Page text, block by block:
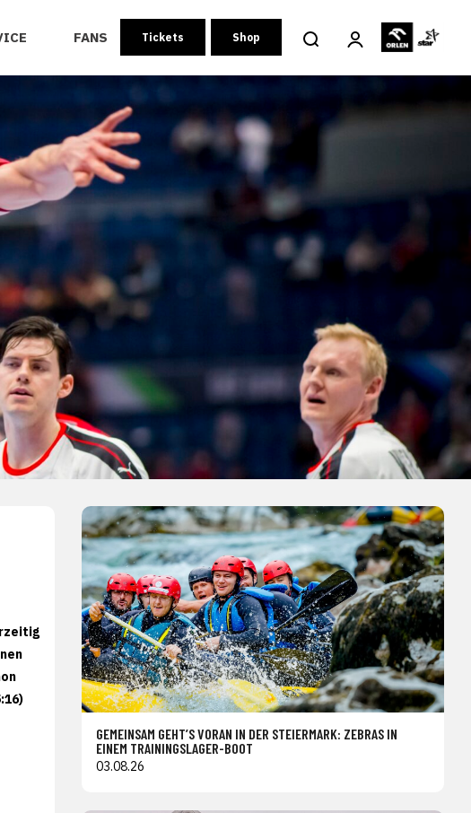
FANS Tickets Shop
GEMEINSAM GEHT’S VORAN IN DER STEIERMARK: ZEBRAS IN
EINEM TRAININGSLAGER-BOOT
03.08.26